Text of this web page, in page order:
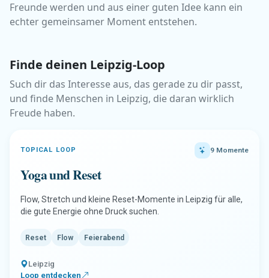
Freunde werden und aus einer guten Idee kann ein
echter gemeinsamer Moment entstehen.
Finde deinen Leipzig-Loop
Such dir das Interesse aus, das gerade zu dir passt,
und finde Menschen in Leipzig, die daran wirklich
Freude haben.